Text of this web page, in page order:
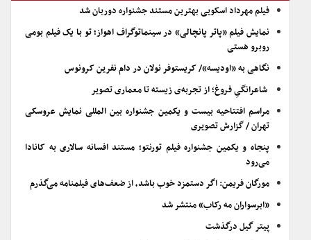
فیلم مهرداد اسکویی بهترین مستند جشنواره دوربان شد
نمایش فیلم «پاتر پانچالی» در سینماتوگراف اهواز؛ تو با یک فیلم بومی
روبرو هستی
نگاهی به «اودیسه»/ کریستوفر نولان در دام نفرین کرونوس
شاعرانگیِ فروغ؛ از تجربه‌ی زیسته تا معماری تصویر
مراسم افتتاحیه بیست و یکمین جشنواره بین المللی نمایش عروسکی
تهران / گزارش تصویری
پنجاه و یکمین جشنواره فیلم تورنتو؛ مستند افسانه سالاری به کانادا
می‌رود
مورگان فریمن: اگر دستمزد خوب باشد، از ضعف‌های فیلمنامه می‌گذرم
«ابرسواران مه رکاب» منتشر شد
پیتر گیل درگذشت